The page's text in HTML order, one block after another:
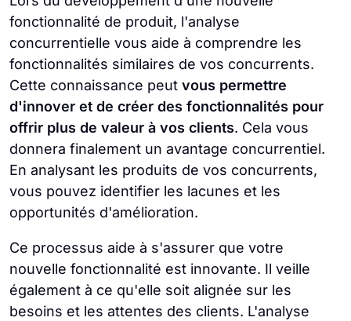
fonctionnalité de produit, l'analyse
concurrentielle vous aide à comprendre les
fonctionnalités similaires de vos concurrents.
Cette connaissance peut vous permettre
d'innover et de créer des fonctionnalités pour
offrir plus de valeur à vos clients. Cela vous
donnera finalement un avantage concurrentiel.
En analysant les produits de vos concurrents,
vous pouvez identifier les lacunes et les
opportunités d'amélioration.
Ce processus aide à s'assurer que votre
nouvelle fonctionnalité est innovante. Il veille
également à ce qu'elle soit alignée sur les
besoins et les attentes des clients. L'analyse